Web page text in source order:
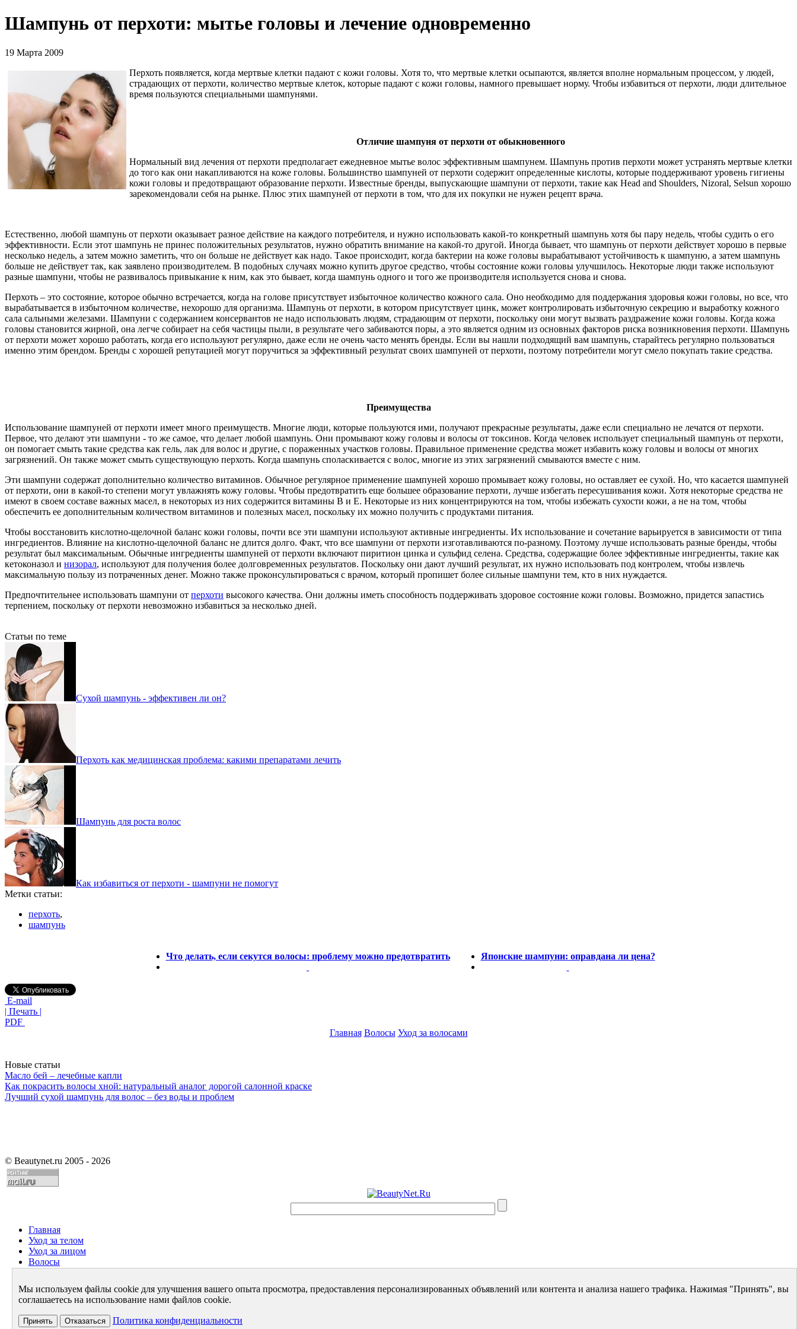
Шампунь от перхоти: мытье головы и лечение одновременно
19 Марта 2009
Перхоть появляется, когда мертвые клетки падают с кожи головы. Хотя то, что мертвые клетки осыпаются, является вполне нормальным процессом, у людей,
страдающих от перхоти, количество мертвые клеток, которые падают с кожи головы, намного превышает норму. Чтобы избавиться от перхоти, люди длительное
время пользуются специальными шампунями.
Отличие шампуня от перхоти от обыкновенного
Нормальный вид лечения от перхоти предполагает ежедневное мытье волос эффективным шампунем. Шампунь против перхоти может устранять мертвые клетки
до того как они накапливаются на коже головы. Большинство шампуней от перхоти содержит определенные кислоты, которые поддерживают уровень гигиены
кожи головы и предотвращают образование перхоти. Известные бренды, выпускающие шампуни от перхоти, такие как Head and Shoulders, Nizoral, Selsun хорошо
зарекомендовали себя на рынке. Плюс этих шампуней от перхоти в том, что для их покупки не нужен рецепт врача.
Естественно, любой шампунь от перхоти оказывает разное действие на каждого потребителя, и нужно использовать какой-то конкретный шампунь хотя бы пару недель, чтобы судить о его
эффективности. Если этот шампунь не принес положительных результатов, нужно обратить внимание на какой-то другой. Иногда бывает, что шампунь от перхоти действует хорошо в первые
несколько недель, а затем можно заметить, что он больше не действует как надо. Такое происходит, когда бактерии на коже головы вырабатывают устойчивость к шампуню, а затем шампунь
больше не действует так, как заявлено производителем. В подобных случаях можно купить другое средство, чтобы состояние кожи головы улучшилось. Некоторые люди также используют
разные шампуни, чтобы не развивалось привыкание к ним, как это бывает, когда шампунь одного и того же производителя используется снова и снова.
Перхоть – это состояние, которое обычно встречается, когда на голове присутствует избыточное количество кожного сала. Оно необходимо для поддержания здоровья кожи головы, но все, что
вырабатывается в избыточном количестве, нехорошо для организма. Шампунь от перхоти, в котором присутствует цинк, может контролировать избыточную секрецию и выработку кожного
сала сальными железами. Шампуни с содержанием консервантов не надо использовать людям, страдающим от перхоти, поскольку они могут вызвать раздражение кожи головы. Когда кожа
головы становится жирной, она легче собирает на себя частицы пыли, в результате чего забиваются поры, а это является одним из основных факторов риска возникновения перхоти. Шампунь
от перхоти может хорошо работать, когда его используют регулярно, даже если не очень часто менять бренды. Если вы нашли подходящий вам шампунь, старайтесь регулярно пользоваться
именно этим брендом. Бренды с хорошей репутацией могут поручиться за эффективный результат своих шампуней от перхоти, поэтому потребители могут смело покупать такие средства.
Преимущества
Использование шампуней от перхоти имеет много преимуществ. Многие люди, которые пользуются ими, получают прекрасные результаты, даже если специально не лечатся от перхоти.
Первое, что делают эти шампуни - то же самое, что делает любой шампунь. Они промывают кожу головы и волосы от токсинов. Когда человек использует специальный шампунь от перхоти,
он помогает смыть такие средства как гель, лак для волос и другие, с пораженных участков головы. Правильное применение средства может избавить кожу головы и волосы от многих
загрязнений. Он также может смыть существующую перхоть. Когда шампунь споласкивается с волос, многие из этих загрязнений смываются вместе с ним.
Эти шампуни содержат дополнительно количество витаминов. Обычное регулярное применение шампуней хорошо промывает кожу головы, но оставляет ее сухой. Но, что касается шампуней
от перхоти, они в какой-то степени могут увлажнять кожу головы. Чтобы предотвратить еще большее образование перхоти, лучше избегать пересушивания кожи. Хотя некоторые средства не
имеют в своем составе важных масел, в некоторых из них содержится витамины В и Е. Некоторые из них концентрируются на том, чтобы избежать сухости кожи, а не на том, чтобы
обеспечить ее дополнительным количеством витаминов и полезных масел, поскольку их можно получить с продуктами питания.
Чтобы восстановить кислотно-щелочной баланс кожи головы, почти все эти шампуни используют активные ингредиенты. Их использование и сочетание варьируется в зависимости от типа
ингредиентов. Влияние на кислотно-щелочной баланс не длится долго. Факт, что все шампуни от перхоти изготавливаются по-разному. Поэтому лучше использовать разные бренды, чтобы
результат был максимальным. Обычные ингредиенты шампуней от перхоти включают пиритион цинка и сульфид селена. Средства, содержащие более эффективные ингредиенты, такие как
кетоконазол и низорал, используют для получения более долговременных результатов. Поскольку они дают лучший результат, их нужно использовать под контролем, чтобы извлечь
максимальную пользу из потраченных денег. Можно также проконсультироваться с врачом, который пропишет более сильные шампуни тем, кто в них нуждается.
Предпочтительнее использовать шампуни от перхоти высокого качества. Они должны иметь способность поддерживать здоровое состояние кожи головы. Возможно, придется запастись
терпением, поскольку от перхоти невозможно избавиться за несколько дней.
Статьи по теме
Сухой шампунь - эффективен ли он?
Перхоть как медицинская проблема: какими препаратами лечить
Шампунь для роста волос
Как избавиться от перхоти - шампуни не помогут
Метки статьи:
перхоть,
шампунь
Что делать, если секутся волосы: проблему можно предотвратить Японские шампуни: оправдана ли цена?
E-mail
| Печать |
PDF
Главная Волосы Уход за волосами
Новые статьи
Масло бей – лечебные капли
Как покрасить волосы хной: натуральный аналог дорогой салонной краске
Лучший сухой шампунь для волос – без воды и проблем
© Beautynet.ru 2005 - 2026
Главная
Уход за телом
Уход за лицом
Волосы
Диета
Стиль и имидж
Архив
Мы используем файлы cookie для улучшения вашего опыта просмотра, предоставления персонализированных объявлений или контента и анализа нашего трафика. Нажимая "Принять", вы
соглашаетесь на использование нами файлов cookie.
Принять Отказаться Политика конфиденциальности